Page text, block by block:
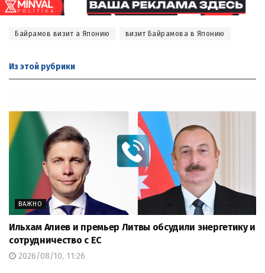
Байрамов визит а Японию визит Байрамова в Японию
Из этой рубрики
ВАЖНО
Ильхам Алиев и премьер Литвы обсудили энергетику и
сотрудничество с ЕС
2026/08/10, 11:26